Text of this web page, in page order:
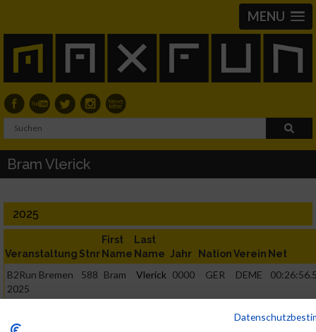
MENU
Bram Vlerick
2025
Veranstaltung Stnr
First
Name
Last
Name Jahr NationVerein Net
B2Run Bremen
2025
588 Bram Vlerick 0000 GER DEME
B2Run Bremen